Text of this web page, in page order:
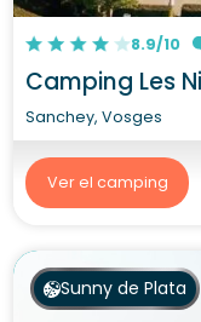
8.9/10
Camping Les
Sanchey, Vosges
Ver el camping
Sunny de Plata